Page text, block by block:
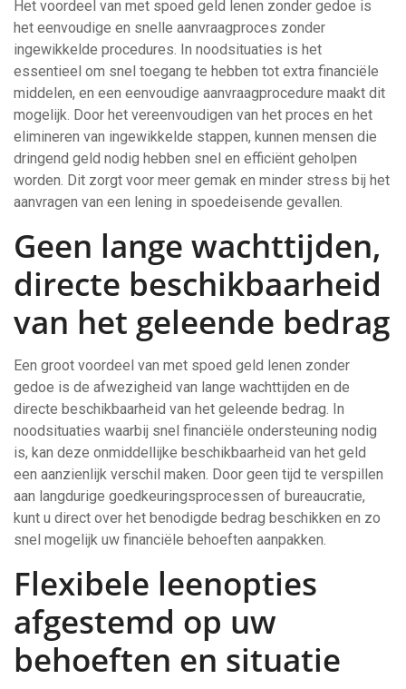
Het voordeel van met spoed geld lenen zonder gedoe is
het eenvoudige en snelle aanvraagproces zonder
ingewikkelde procedures. In noodsituaties is het
essentieel om snel toegang te hebben tot extra financiële
middelen, en een eenvoudige aanvraagprocedure maakt dit
mogelijk. Door het vereenvoudigen van het proces en het
elimineren van ingewikkelde stappen, kunnen mensen die
dringend geld nodig hebben snel en efficiënt geholpen
worden. Dit zorgt voor meer gemak en minder stress bij het
aanvragen van een lening in spoedeisende gevallen.
Geen lange wachttijden,
directe beschikbaarheid
van het geleende bedrag
Een groot voordeel van met spoed geld lenen zonder
gedoe is de afwezigheid van lange wachttijden en de
directe beschikbaarheid van het geleende bedrag. In
noodsituaties waarbij snel financiële ondersteuning nodig
is, kan deze onmiddellijke beschikbaarheid van het geld
een aanzienlijk verschil maken. Door geen tijd te verspillen
aan langdurige goedkeuringsprocessen of bureaucratie,
kunt u direct over het benodigde bedrag beschikken en zo
snel mogelijk uw financiële behoeften aanpakken.
Flexibele leenopties
afgestemd op uw
behoeften en situatie